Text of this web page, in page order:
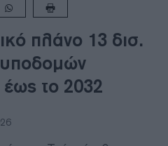
πλάνο 13 δισ.
υποδομών
το 2032